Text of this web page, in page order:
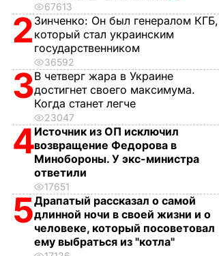
67613
2 Зинченко: Он был генералом КГБ,
который стал украинским
государственником
36592
3В четверг жара в Украине
достигнет своего максимума.
Когда станет легче
23047
4Источник из ОП исключил
возвращение Федорова в
Минобороны. У экс-министра
ответили
17651
5Драпатый рассказал о самой
длинной ночи в своей жизни и о
человеке, который посоветовал
ему выбраться из "котла"